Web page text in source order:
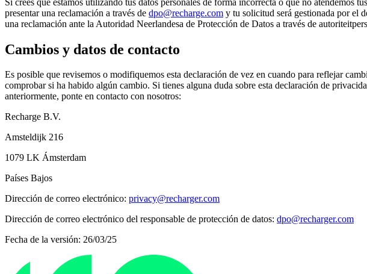
presentar una reclamación a través de dpo@recharge.com y tu solicitud será gestionada por el
una reclamación ante la Autoridad Neerlandesa de Protección de Datos a través de
Cambios y datos de contacto
Es posible que revisemos o modifiquemos esta declaración de vez en cuando para reflejar
comprobar si ha habido algún cambio. Si tienes alguna duda sobre esta declaración de
anteriormente, ponte en contacto con nosotros:
Recharge B.V.
Amsteldijk 216
1079 LK Ámsterdam
Países Bajos
Dirección de correo electrónico: privacy@recharger.com
Dirección de correo electrónico del responsable de protección de datos: dpo@recharger.com
Fecha de la versión: 26/03/25